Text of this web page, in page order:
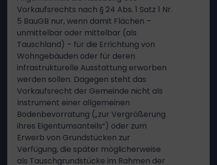
Vorkaufsrechts nach § 24 Abs. 1 Satz 1 Nr.
5 BauGB nur, wenn damit Flächen –
unmittelbar oder mittelbar (als
Tauschland) – für die Errichtung von
Wohngebäuden oder für deren
infrastrukturelle Ausstattung erworben
werden sollen. Dagegen steht das
Vorkaufsrecht der Gemeinde nicht als
Instrument einer allgemeinen
Bodenbevorratung („zur Vergrößerung
ihres Eigentumsanteils“) oder zum
Erwerb von Grundstücken zur
Verfügung, die später möglicherweise
als Tauschgrundstücke im Rahmen der